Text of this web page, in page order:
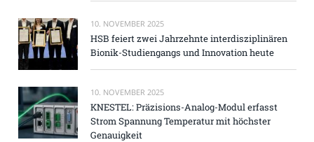
10. NOVEMBER 2025
HSB feiert zwei Jahrzehnte interdisziplinären
Bionik-Studiengangs und Innovation heute
10. NOVEMBER 2025
KNESTEL: Präzisions-Analog-Modul erfasst
Strom Spannung Temperatur mit höchster
Genauigkeit